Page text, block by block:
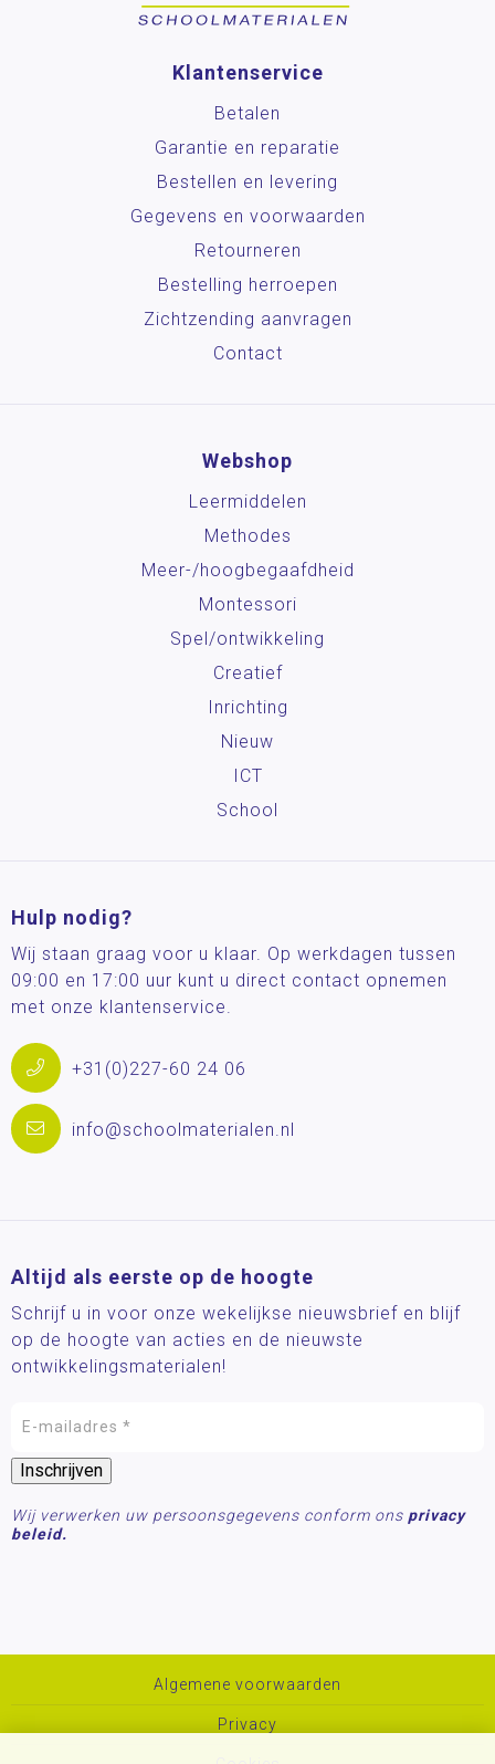
Klantenservice
Betalen
Garantie en reparatie
Bestellen en levering
Gegevens en voorwaarden
Retourneren
Bestelling herroepen
Zichtzending aanvragen
Contact
Webshop
Leermiddelen
Methodes
Meer-/hoog­begaafdheid
Montessori
Spel/ontwikkeling
Creatief
Inrichting
Nieuw
ICT
School
Hulp nodig?
Wij staan graag voor u klaar. Op werkdagen tussen
09:00 en 17:00 uur kunt u direct contact opnemen
met onze klantenservice.
+31(0)227-60 24 06
info@schoolmaterialen.nl
Altijd als eerste op de hoogte
Schrijf u in voor onze wekelijkse nieuwsbrief en blijf
op de hoogte van acties en de nieuwste
ontwikkelingsmaterialen!
Wij verwerken uw persoonsgegevens conform ons privacy
beleid.
Algemene voorwaarden
Privacy